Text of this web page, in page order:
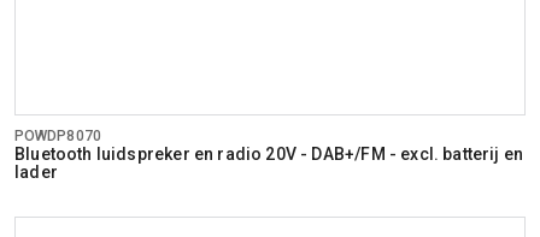
POWDP8070
Bluetooth luidspreker en radio 20V - DAB+/FM - excl. batterij en
lader